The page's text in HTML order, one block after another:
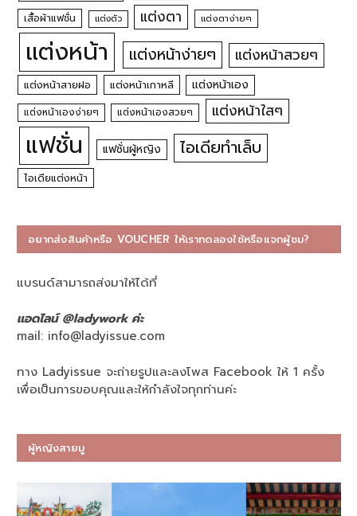
เสื้อผ้าแฟชั่น แต่งตัว แต่งตา แต่งตาง่ายๆ
แต่งหน้า แต่งหน้าง่ายๆ แต่งหน้าสวยๆ
แต่งหน้าสายฝอ แต่งหน้าเกาหลี แต่งหน้าเอง
แต่งหน้าเองง่ายๆ แต่งหน้าเองสวยๆ แต่งหน้าใสๆ
แฟชั่น แฟชั่นผู้หญิง ไอเดียทำเล็บ
ไอเดียแต่งหน้า
อยากส่งสินค้าหรือ VOUCHER ให้เราทดลองใช้หรือแจกผู้ชม?
แบรนด์สามารถส่งมาให้ได้ที่
แอดไลน์ @ladywork ค่ะ
mail: info@ladyissue.com
ทาง Ladyissue จะถ่ายรูปและลงโพส Facebook ให้ 1 ครั้ง
เพื่อเป็นการขอบคุณและให้กำลังใจทุกท่านค่ะ
ผู้หญิงสายมู